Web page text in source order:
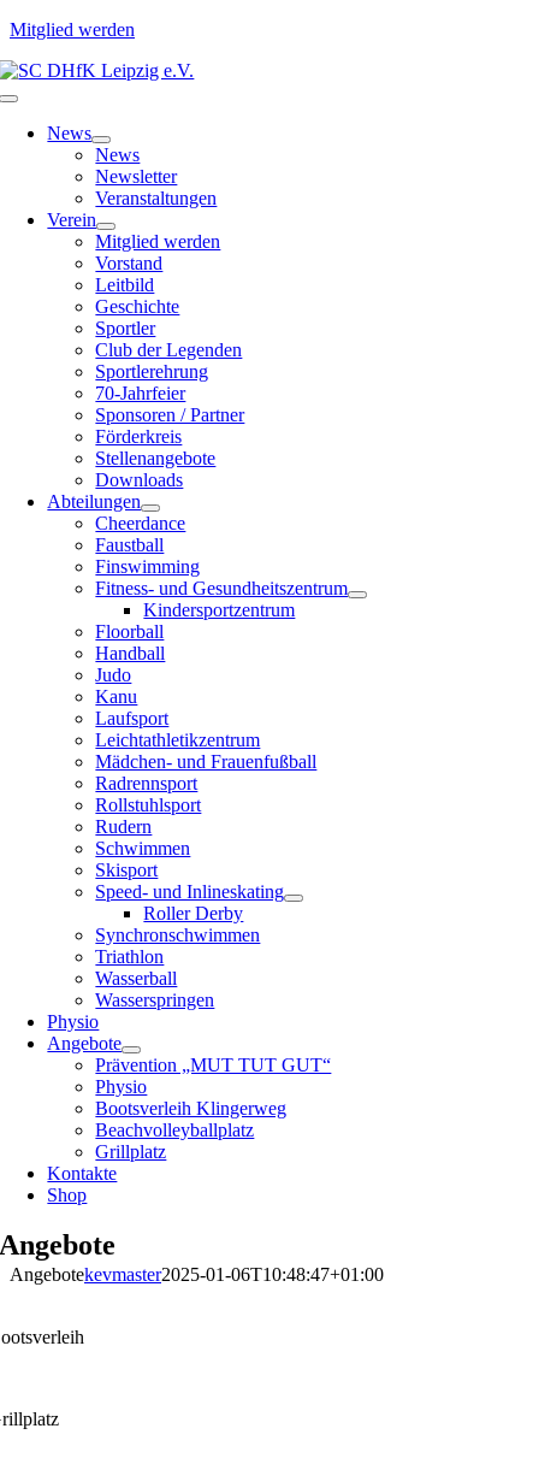
Mitglied werden
Zum
Inhalt
Toggle
NavigationNews
News
Newsletter
Veranstaltungen
Verein
Mitglied werden
Vorstand
Leitbild
Geschichte
Sportler
Club der Legenden
Sportlerehrung
70-Jahrfeier
Sponsoren / Partner
Förderkreis
Stellenangebote
Downloads
Abteilungen
Cheerdance
Faustball
Finswimming
Fitness- und Gesundheitszentrum
Kindersportzentrum
Floorball
Handball
Judo
Kanu
Laufsport
Leichtathletikzentrum
Mädchen- und Frauenfußball
Radrennsport
Rollstuhlsport
Rudern
Schwimmen
Skisport
Speed- und Inlineskating
Roller Derby
Synchronschwimmen
Triathlon
Wasserball
Wasserspringen
Physio
Angebote
Prävention „MUT TUT GUT“
Physio
Bootsverleih Klingerweg
Beachvolleyballplatz
Grillplatz
Kontakte
Shop
Angebote
Angebotekevmaster2025-01-06T10:48:47+01:00